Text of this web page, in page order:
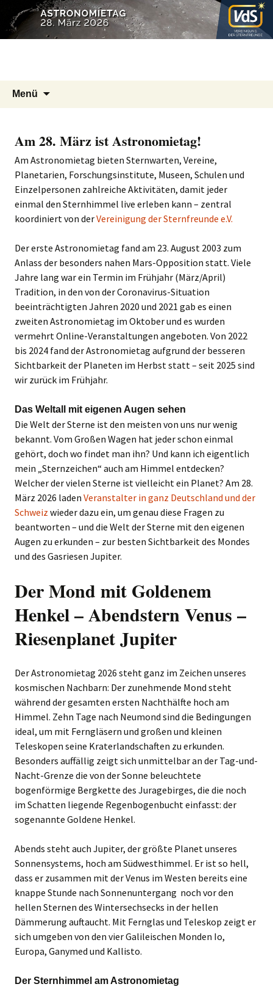
Menü
Am 28. März ist Astronomietag!
Am Astronomietag bieten Sternwarten, Vereine,
Planetarien, Forschungsinstitute, Museen, Schulen und
Einzelpersonen zahlreiche Aktivitäten, damit jeder
einmal den Sternhimmel live erleben kann – zentral
koordiniert von derVereinigung der Sternfreunde e.V.
Der erste Astronomietag fand am 23. August 2003 zum
Anlass der besonders nahen Mars-Opposition statt. Viele
Jahre lang war ein Termin im Frühjahr (März/April)
Tradition, in den von der Coronavirus-Situation
beeinträchtigten Jahren 2020 und 2021 gab es einen
zweiten Astronomietag im Oktober und es wurden
vermehrt Online-Veranstaltungen angeboten. Von 2022
bis 2024 fand der Astronomietag aufgrund der besseren
Sichtbarkeit der Planeten im Herbst statt – seit 2025 sind
wir zurück im Frühjahr.
Das Weltall mit eigenen Augen sehen
Die Welt der Sterne ist den meisten von uns nur wenig
bekannt. Vom Großen Wagen hat jeder schon einmal
gehört, doch wo findet man ihn? Und kann ich eigentlich
mein „Sternzeichen“ auch am Himmel entdecken?
Welcher der vielen Sterne ist vielleicht ein Planet? Am 28.
März 2026 ladenVeranstalter in ganz Deutschland und der
Schweiz wieder dazu ein, um genau diese Fragen zu
beantworten – und die Welt der Sterne mit den eigenen
Augen zu erkunden – zur besten Sichtbarkeit des Mondes
und des Gasriesen Jupiter.
Der Mond mit Goldenem
Henkel – Abendstern Venus –
Riesenplanet Jupiter
Der Astronomietag 2026 steht ganz im Zeichen unseres
kosmischen Nachbarn: Der zunehmende Mond steht
während der gesamten ersten Nachthälfte hoch am
Himmel. Zehn Tage nach Neumond sind die Bedingungen
ideal, um mit Ferngläsern und großen und kleinen
Teleskopen seine Kraterlandschaften zu erkunden.
Besonders auffällig zeigt sich unmittelbar an der Tag-und-
Nacht-Grenze die von der Sonne beleuchtete
bogenförmige Bergkette des Juragebirges, die die noch
im Schatten liegende Regenbogenbucht einfasst: der
sogenannte Goldene Henkel.
Abends steht auch Jupiter, der größte Planet unseres
Sonnensystems, hoch am Südwesthimmel. Er ist so hell,
dass er zusammen mit der Venus im Westen bereits eine
knappe Stunde nach Sonnenuntergang noch vor den
hellen Sternen des Wintersechsecks in der hellen
Dämmerung auftaucht. Mit Fernglas und Teleskop zeigt er
sich umgeben von den vier Galileischen Monden Io,
Europa, Ganymed und Kallisto.
Der Sternhimmel am Astronomietag